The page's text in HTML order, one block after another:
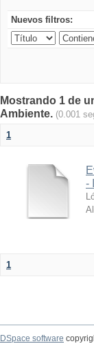
Nuevos filtros:
Mostrando 1 de
Ambiente. (0.001
1
-
1
DSpace software